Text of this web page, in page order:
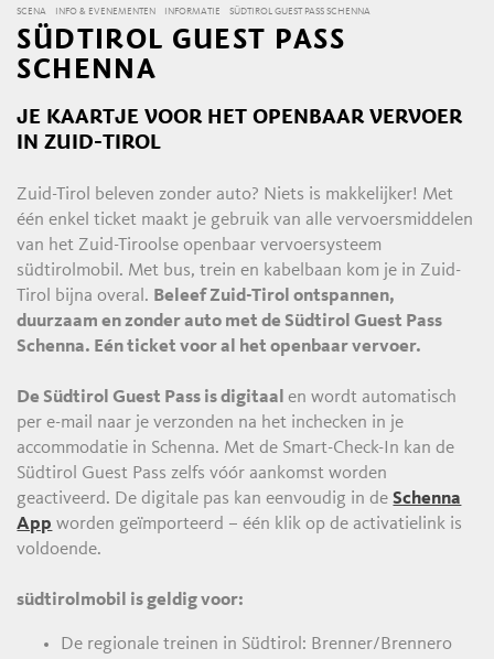
SCENA INFO & EVENEMENTEN INFORMATIE SÜDTIROL GUEST PASS SCHENNA
SÜDTIROL GUEST PASS
SCHENNA
JE KAARTJE VOOR HET OPENBAAR VERVOER
IN ZUID-TIROL
Zuid-Tirol beleven zonder auto? Niets is makkelijker! Met
één enkel ticket maakt je gebruik van alle vervoersmiddelen
van het Zuid-Tiroolse openbaar vervoersysteem
südtirolmobil. Met bus, trein en kabelbaan kom je in Zuid-
Tirol bijna overal. Beleef Zuid-Tirol ontspannen,
duurzaam en zonder auto met de Südtirol Guest Pass
Schenna. Eén ticket voor al het openbaar vervoer.
De Südtirol Guest Pass is digitaalen wordt automatisch
per e-mail naar je verzonden na het inchecken in je
accommodatie in Schenna. Met de Smart-Check-In kan de
Südtirol Guest Pass zelfs vóór aankomst worden
geactiveerd. De digitale pas kan eenvoudig in deSchenna
App worden geïmporteerd – één klik op de activatielink is
voldoende.
südtirolmobil is geldig voor:
De regionale treinen in Südtirol: Brenner/Brennero